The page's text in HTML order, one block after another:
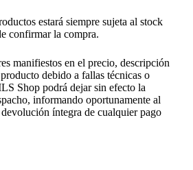
estará siempre sujeta al stock
confirmar la compra.
manifiestos en el precio, descripción
debido a fallas técnicas o
Shop podrá dejar sin efecto la
informando oportunamente al
íntegra de cualquier pago